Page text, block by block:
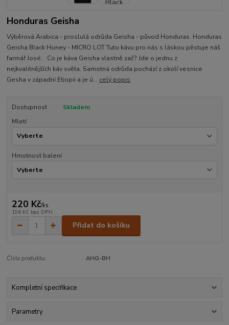
Honduras Geisha
Výběrová Arabica - proslulá odrůda Geisha - původ Honduras Honduras
Geisha Black Honey - MICRO LOT Tuto kávu pro nás s láskou pěstuje náš
farmář José. Co je káva Geisha vlastně zač? Jde o jednu z
nejkvalitnějších káv světa. Samotná odrůda pochází z okolí vesnice
Gesha v západní Etiopii a je ú... celý popis
Dostupnost
Skladem
Mletí
Hmotnost balení
220 Kč/ks
196 Kč bez DPH
Přidat do košíku
Číslo produktu: AHG-BH
Kompletní specifikace
Parametry